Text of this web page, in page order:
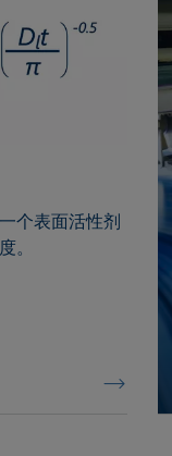
个表面活性剂
。